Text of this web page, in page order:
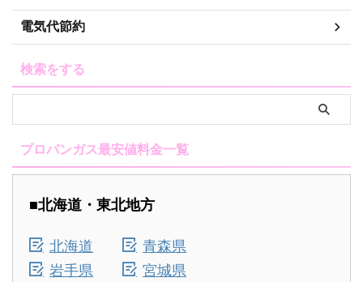
電気代節約
検索をする
プロパンガス最安値料金一覧
■北海道・東北地方
北海道
青森県
岩手県
宮城県